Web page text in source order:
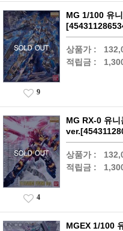
MG 1/100 유
상품가 :
적립금 :
9
MG RX-0 유
상품가 :
적립금 :
4
MGEX 1/100